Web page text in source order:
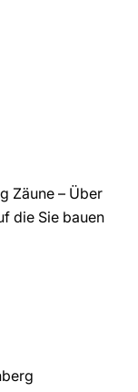
Zäune – Über
die Sie bauen